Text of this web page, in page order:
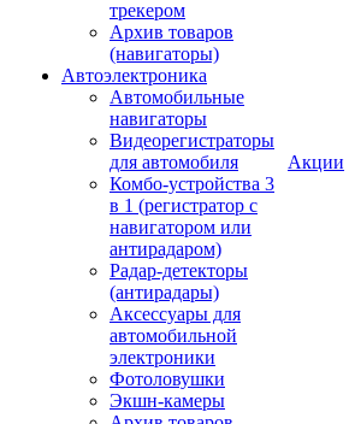
трекером
Архив товаров
(навигаторы)
Автоэлектроника
Автомобильные
навигаторы
Видеорегистраторы
для автомобиля
Комбо-устройства 3
в 1 (регистратор с
навигатором или
антирадаром)
Радар-детекторы
(антирадары)
Аксессуары для
автомобильной
электроники
Фотоловушки
Экшн-камеры
Акции